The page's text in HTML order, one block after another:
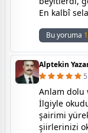
En kalbî
Bu yoruma
Alptekin
Anlam dolu
İlgiyle
şairimi
şiirlerinizi